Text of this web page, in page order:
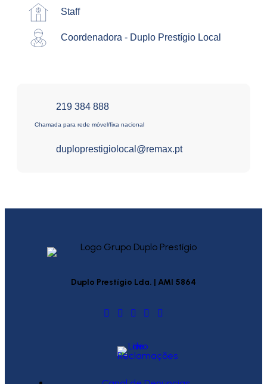
Staff
Coordenadora - Duplo Prestígio Local
219 384 888
Chamada para rede móvel/fixa nacional
duploprestigiolocal@remax.pt
Duplo Prestígio Lda. | AMI 5864